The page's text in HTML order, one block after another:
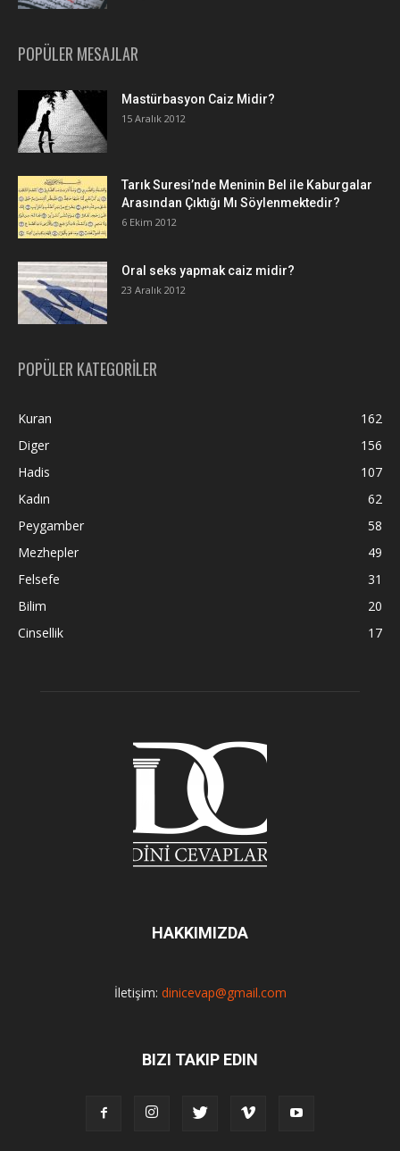
POPÜLER MESAJLAR
Mastürbasyon Caiz Midir?
15 Aralık 2012
Tarık Suresi’nde Meninin Bel ile Kaburgalar
Arasından Çıktığı Mı Söylenmektedir?
6 Ekim 2012
Oral seks yapmak caiz midir?
23 Aralık 2012
POPÜLER KATEGORİLER
Kuran
162
Diger
156
Hadis
107
Kadın
62
Peygamber
58
Mezhepler
49
Felsefe
31
Bilim
20
Cinsellik
17
HAKKIMIZDA
İletişim: dinicevap@gmail.com
BIZI TAKIP EDIN